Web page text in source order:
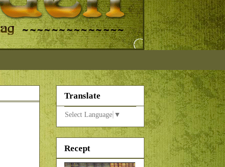
Translate
Select Language ▼
Recept